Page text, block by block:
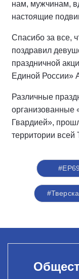
нам, мужчинам,
настоящие
Спасибо за все,
поздравил
праздничной
Единой России»
Различные
организованные
Гвардией»,
территории всей
#ЕР69